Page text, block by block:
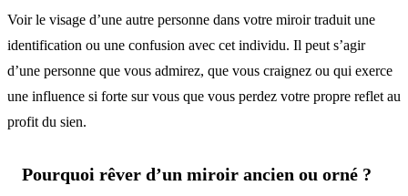
Voir le visage d’une autre personne dans votre miroir traduit une
identification ou une confusion avec cet individu. Il peut s’agir
d’une personne que vous admirez, que vous craignez ou qui exerce
une influence si forte sur vous que vous perdez votre propre reflet au
profit du sien.
Pourquoi rêver d’un miroir ancien ou orné ?